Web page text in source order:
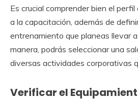
Es crucial comprender bien el
a la capacitación, además de
entrenamiento que planeas llevar
manera, podrás seleccionar una
diversas actividades corporativas
Verificar el